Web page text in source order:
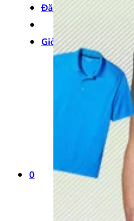
Đăng nhập
Giỏ hàng / 0₫ 0
Chưa có
Quay
0